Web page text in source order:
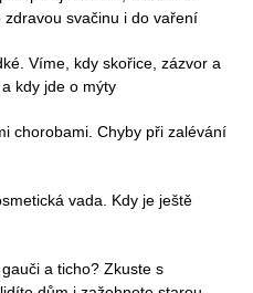
svačinu i do vaření
Víme, kdy skořice, zázvor a
kdy jde o mýty
chorobami. Chyby při zalévání
vada. Kdy je ještě
a ticho? Zkuste s